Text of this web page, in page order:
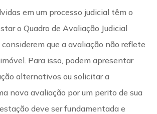
em um processo judicial têm o
o Quadro de Avaliação Judicial
que a avaliação não reflete
Para isso, podem apresentar
alternativos ou solicitar a
nova avaliação por um perito de sua
deve ser fundamentada e